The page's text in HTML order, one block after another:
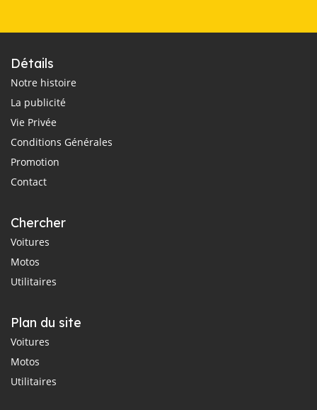
Détails
Notre histoire
La publicité
Vie Privée
Conditions Générales
Promotion
Contact
Chercher
Voitures
Motos
Utilitaires
Plan du site
Voitures
Motos
Utilitaires